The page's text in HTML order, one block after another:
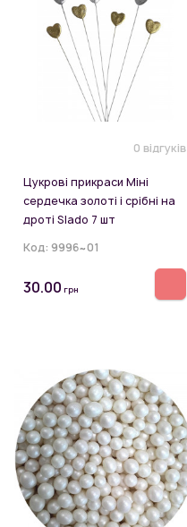
0 відгуків
Цукрові прикраси Міні
сердечка золоті і срібні на
дроті Slado 7 шт
Код: 9996~01
30.00 грн